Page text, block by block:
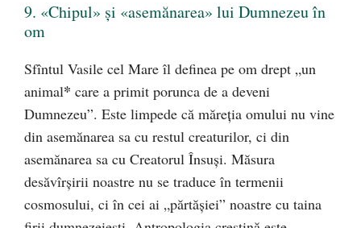
9. «Chipul» și «asemănarea» lui Dumnezeu în
om
Sfîntul Vasile cel Mare îl definea pe om drept „un
animal* care a primit porunca de a deveni
Dumnezeu”. Este limpede că măreția omului nu vine
din asemănarea sa cu restul creaturilor, ci din
asemănarea sa cu Creatorul Însuși. Măsura
desăvîrșirii noastre nu se traduce în termenii
cosmosului, ci în cei ai „părtășiei” noastre cu taina